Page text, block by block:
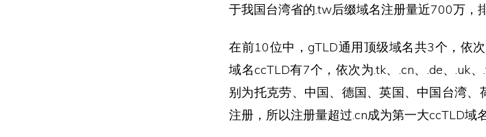
于我国台湾省的.tw后缀域名注册量近700万，
在前10位中，gTLD通用顶级域名共3个，依
域名ccTLD有7个，依次为.tk、.cn、.de、.uk
别为托克劳、中国、德国、英国、中国台湾
注册，所以注册量超过.cn成为第一大ccTLD域名